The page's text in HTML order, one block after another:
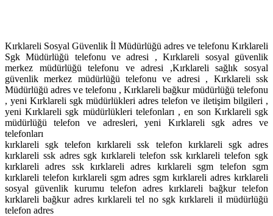
Kırklareli Sosyal Güvenlik İl Müdürlüğü adres ve telefonu Kırklareli
Sgk Müdürlüğü telefonu ve adresi , Kırklareli sosyal güvenlik
merkez müdürlüğü telefonu ve adresi ,Kırklareli sağlık sosyal
güvenlik merkez müdürlüğü telefonu ve adresi , Kırklareli ssk
Müdürlüğü adres ve telefonu , Kırklareli bağkur müdürlüğü telefonu
, yeni Kırklareli sgk müdürlükleri adres telefon ve iletişim bilgileri ,
yeni Kırklareli sgk müdürlükleri telefonları , en son Kırklareli sgk
müdürlüğü telefon ve adresleri, yeni Kırklareli sgk adres ve
telefonları
kırklareli sgk telefon kırklareli ssk telefon kırklareli sgk adres
kırklareli ssk adres sgk kırklareli telefon ssk kırklareli telefon sgk
kırklareli adres ssk kırklareli adres kırklareli sgm telefon sgm
kırklareli telefon kırklareli sgm adres sgm kırklareli adres kırklareli
sosyal güvenlik kurumu telefon adres kırklareli bağkur telefon
kırklareli bağkur adres kırklareli tel no sgk kırklareli il müdürlüğü
telefon adres